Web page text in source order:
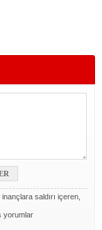
saldırı içeren,
yorumlar